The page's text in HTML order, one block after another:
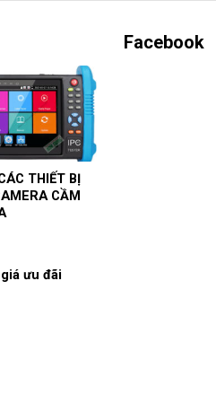
THIẾT BỊ
CẦM
ưu đãi
Facebook